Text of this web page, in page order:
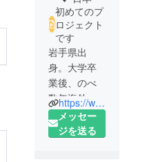
初めてのプ
ロジェクト
です
岩手県出
身。大学卒
業後、のべ
数年海外で
生活した経
験の中で、
https://www.instagram.com/bevvo_japan/
メッセー
ジを送る